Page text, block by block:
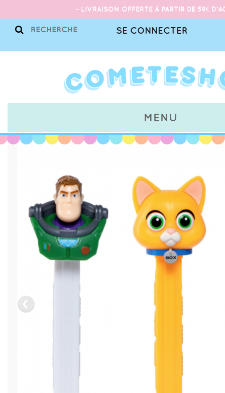
- LIVRAISON OFFERTE À PARTIR DE 59€
SE CONNECTER
MENU